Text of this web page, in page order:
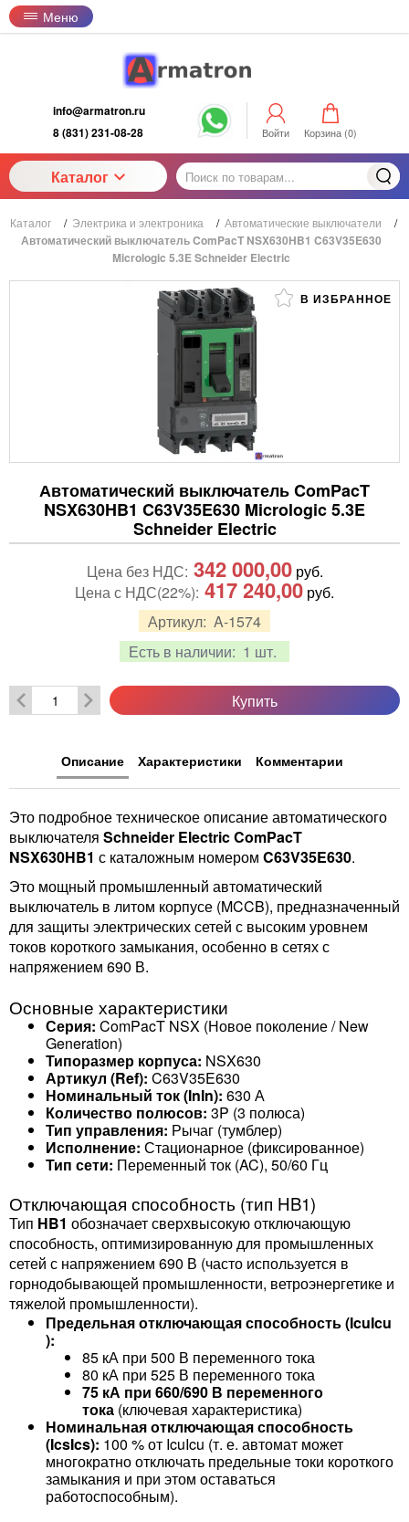
Меню
info@armatron.ru
8 (831) 231-08-28
Войти Корзина (0)
Каталог
Каталог / Электрика и электроника / Автоматические выключатели /
Автоматический выключатель ComPacT NSX630HB1 C63V35E630
Micrologic 5.3E Schneider Electric
В ИЗБРАННОЕ
Автоматический выключатель ComPacT
NSX630HB1 C63V35E630 Micrologic 5.3E
Schneider Electric
Артикул: A-1574
Есть в наличии: 1 шт.
Цена без НДС: 342 000,00руб.
Цена с НДС(22%): 417 240,00 руб.
Купить
Описание Характеристики Комментарии
Это подробное техническое описание автоматического
выключателя Schneider Electric ComPacT
NSX630HB1 с каталожным номером C63V35E630.
Это мощный промышленный автоматический
выключатель в литом корпусе (MCCB), предназначенный
для защиты электрических сетей с высоким уровнем
токов короткого замыкания, особенно в сетях с
напряжением 690 В.
Основные характеристики
Серия: ComPacT NSX (Новое поколение / New
Generation)
Типоразмер корпуса: NSX630
Артикул (Ref): C63V35E630
Номинальный ток (InIn​): 630 А
Количество полюсов: 3P (3 полюса)
Тип управления: Рычаг (тумблер)
Исполнение: Стационарное (фиксированное)
Тип сети: Переменный ток (AC), 50/60 Гц
Отключающая способность (тип HB1)
Тип HB1 обозначает сверхвысокую отключающую
способность, оптимизированную для промышленных
сетей с напряжением 690 В (часто используется в
горнодобывающей промышленности, ветроэнергетике и
тяжелой промышленности).
Предельная отключающая способность (IcuIcu​
):
85 кА при 500 В переменного тока
80 кА при 525 В переменного тока
75 кА при 660/690 В переменного
тока (ключевая характеристика)
Номинальная отключающая способность
(IcsIcs​): 100 % от IcuIcu​ (т. е. автомат может
многократно отключать предельные токи короткого
замыкания и при этом оставаться
работоспособным).